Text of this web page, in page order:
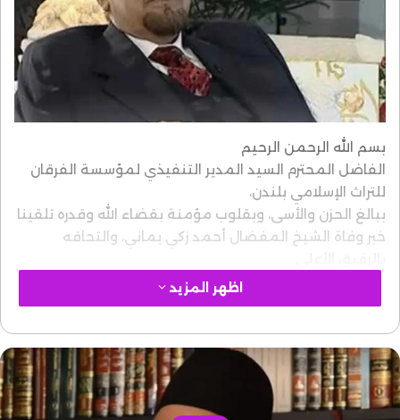
بسم الله الرحمن الرحيم
الفاضل المحترم السيد المدير التنفيذي لمؤسسة الفرقان
للتراث الإسلامي بلندن،
ببالغ الحزن والأسى، وبقلوب مؤمنة بقضاء الله وقدره تلقينا
خبر وفاة الشيخ المفضال أحمد زكي يماني، والتحاقه
وسيظل أهل العلم والفكر يذكرون له بالدعاء والثناء هذا
الصرح العلمي العظيم، وهذه المؤسسة الوقفية الرائدة
ونفعها مختلف أرجاء العالم، وخاصة في خدمة
المخطوطات العربية، وفي الدراسات المقاصدية المعاصرة.
أتقدم بالتعزية والمواساة إلى كل أفراد أسرة الفقيد، وإلى
(أسرة مؤسسة الفرقان).
اظهر المزيد